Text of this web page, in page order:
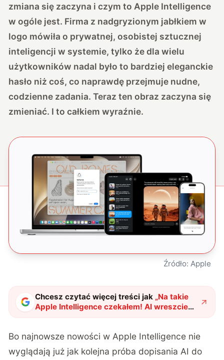
zmiana się zaczyna i czym to Apple Intelligence
w ogóle jest. Firma z nadgryzionym jabłkiem w
logo mówiła o prywatnej, osobistej sztucznej
inteligencji w systemie, tylko że dla wielu
użytkowników nadal było to bardziej eleganckie
hasło niż coś, co naprawdę przejmuje nudne,
codzienne zadania. Teraz ten obraz zaczyna się
zmieniać. I to całkiem wyraźnie.
Źródło: Apple
Chcesz czytać więcej treści jak „Na takie
Apple Intelligence czekałem! AI wreszcie
ma robić coś pożytecznego"?
Bo najnowsze nowości w Apple Intelligence nie
wyglądają już jak kolejna próba dopisania AI do